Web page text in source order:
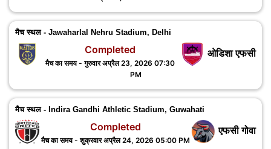
मैच स्थल - Jawaharlal Nehru Stadium, Delhi
ओडिशा एफसी
Completed
मैच का समय - गुरुवार अप्रैल 23, 2026 07:30
PM
मैच स्थल - Indira Gandhi Athletic Stadium, Guwahati
एफसी गोवा
Completed
मैच का समय - शुक्रवार अप्रैल 24, 2026 05:00 PM